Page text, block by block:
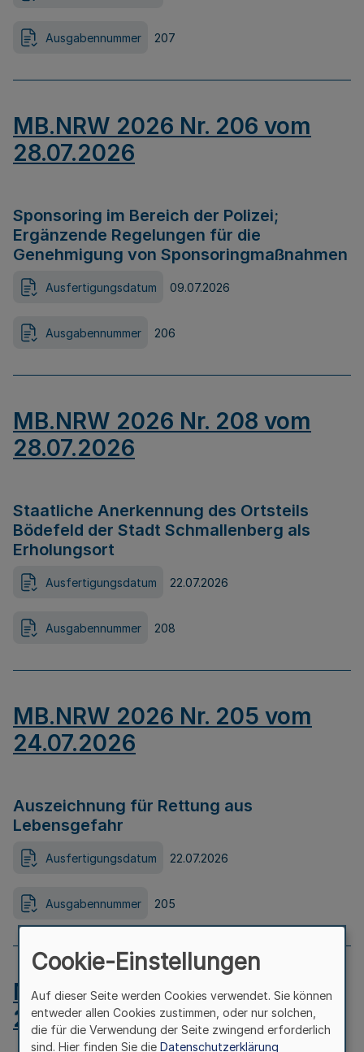
Ausgabennummer 207
MB.NRW 2026 Nr. 206 vom
28.07.2026
Sponsoring im Bereich der Polizei;
Ergänzende Regelungen für die
Genehmigung von Sponsoringmaßnahmen
Ausfertigungsdatum 09.07.2026
Ausgabennummer 206
MB.NRW 2026 Nr. 208 vom
28.07.2026
Staatliche Anerkennung des Ortsteils
Bödefeld der Stadt Schmallenberg als
Erholungsort
Ausfertigungsdatum 22.07.2026
Ausgabennummer 208
MB.NRW 2026 Nr. 205 vom
24.07.2026
Auszeichnung für Rettung aus
Lebensgefahr
Ausfertigungsdatum 22.07.2026
Ausgabennummer 205
MB.NRW 2026 Nr. 204 vom
24.07.2026
Cookie-Einstellungen
Auf dieser Seite werden Cookies verwendet. Sie können
entweder allen Cookies zustimmen, oder nur solchen,
die für die Verwendung der Seite zwingend erforderlich
sind. Hier finden Sie die Datenschutzerklärung